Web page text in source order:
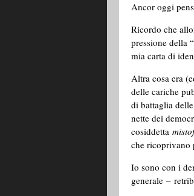
Ancor oggi
Ricordo che
pressione della
mia carta di
Altra cosa era
delle cariche
di battaglia
nette dei
cosiddetta
che
Io sono con i
generale –